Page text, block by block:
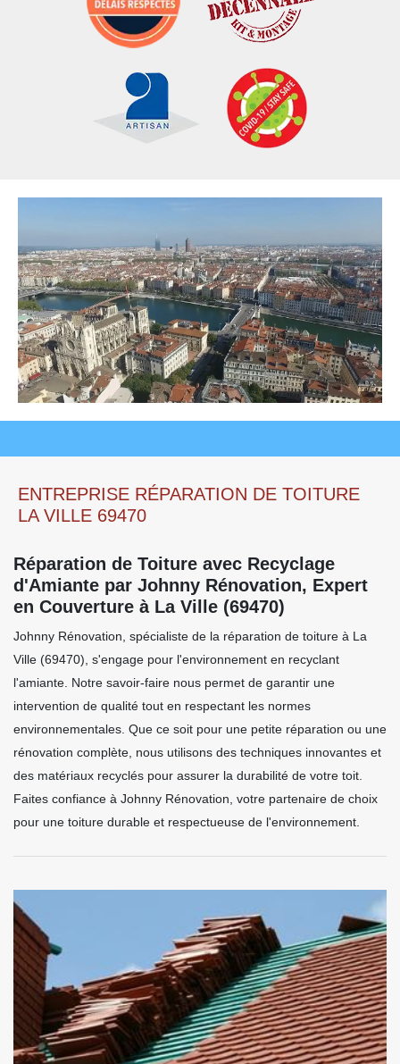
ENTREPRISE RÉPARATION DE TOITURE
LA VILLE 69470
Réparation de Toiture avec Recyclage
d'Amiante par Johnny Rénovation, Expert
en Couverture à La Ville (69470)
Johnny Rénovation, spécialiste de la réparation de toiture à La
Ville (69470), s'engage pour l'environnement en recyclant
l'amiante. Notre savoir-faire nous permet de garantir une
intervention de qualité tout en respectant les normes
environnementales. Que ce soit pour une petite réparation ou une
rénovation complète, nous utilisons des techniques innovantes et
des matériaux recyclés pour assurer la durabilité de votre toit.
Faites confiance à Johnny Rénovation, votre partenaire de choix
pour une toiture durable et respectueuse de l'environnement.